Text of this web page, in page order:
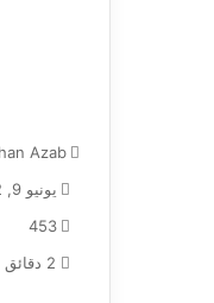
Azab
يونيو 9, 2022
453